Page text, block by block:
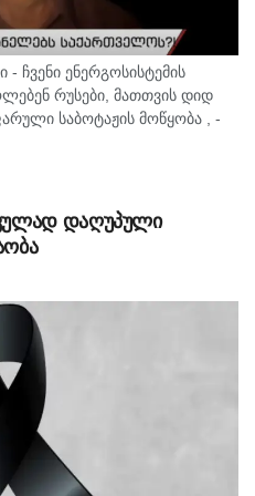
- ჩვენი ენერგოსისტემის
რუსები, მათთვის დიდ
საბოტაჟის მოწყობა , -
ხუხაშვილმა „პალიტრანიუსის“
დაღუპული